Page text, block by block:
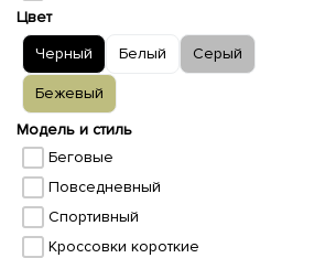
Цвет
Черный
Белый Серый
Бежевый
Модель и стиль
Беговые
Повседневный
Спортивный
Кроссовки короткие